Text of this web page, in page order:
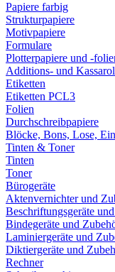
Papiere farbig
Strukturpapiere
Motivpapiere
Formulare
Plotterpapiere und -
Additions- und
Etiketten
Etiketten PCL3
Folien
Durchschreibpapiere
Blöcke, Bons, Lose,
Tinten & Toner
Tinten
Toner
Bürogeräte
Aktenvernichter und
Beschriftungsgeräte
Bindegeräte und
Laminiergeräte und
Diktiergeräte und
Rechner